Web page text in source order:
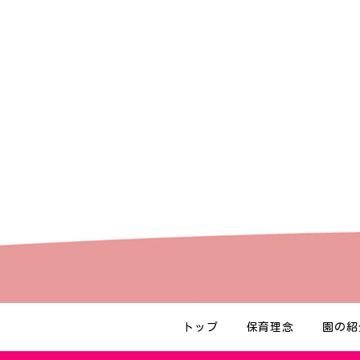
トップ 保育理念 園の